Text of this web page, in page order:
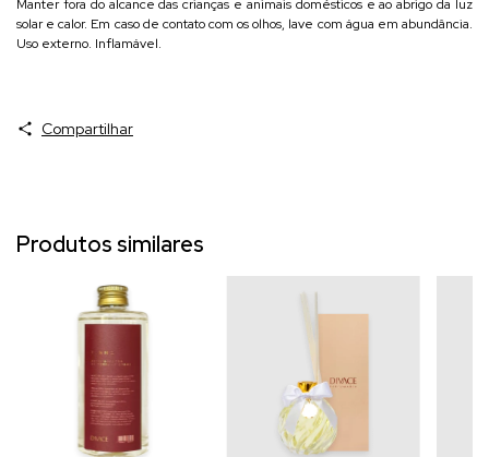
Manter fora do alcance das crianças e animais domésticos e ao abrigo da luz
solar e calor. Em caso de contato com os olhos, lave com água em abundância.
Uso externo. Inflamável.
Compartilhar
Produtos similares